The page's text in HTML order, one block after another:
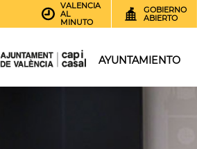
VALENCIA
AL
MINUTO
GOBIERNO
ABIERTO
AYUNTAMIENTO